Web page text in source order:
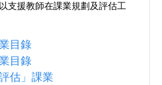
支援教師在課業規劃及評估工
目錄
目錄
估」課業